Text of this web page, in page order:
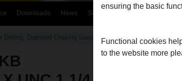
Downloads News Sitemap Contact
Drilling, Diamond Chasing Saws >REMS Picus S1 > REMS
ensuring the basic
Functional cookies
to the website more